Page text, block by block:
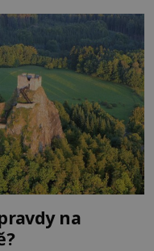
Dumas ve městě
na